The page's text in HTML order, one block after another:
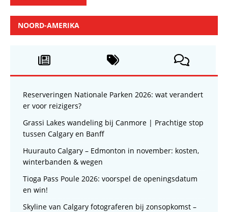
NOORD-AMERIKA
Reserveringen Nationale Parken 2026: wat verandert
er voor reizigers?
Grassi Lakes wandeling bij Canmore | Prachtige stop
tussen Calgary en Banff
Huurauto Calgary – Edmonton in november: kosten,
winterbanden & wegen
Tioga Pass Poule 2026: voorspel de openingsdatum
en win!
Skyline van Calgary fotograferen bij zonsopkomst –